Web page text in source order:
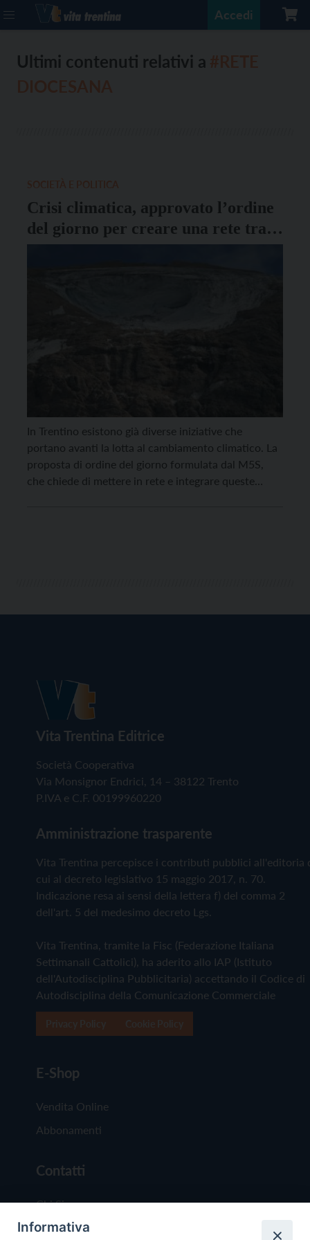
Accedi
Ultimi contenuti relativi a
Crisi climatica, approvato l’ordine
del giorno per creare una rete tra
Appa, Rete diocesana e Stampa
In Trentino esistono già diverse iniziative che
portano avanti la lotta al cambiamento climatico. La
proposta di ordine del giorno formulata dal M5S,
che chiede di mettere in rete e integrare queste
Vita Trentina Editrice
Società Cooperativa
Via Monsignor Endrici, 14 – 38122 Trento
P.IVA e C.F. 00199960220
Amministrazione trasparente
Vita Trentina percepisce i contributi pubblici all'editoria
cui al decreto legislativo 15 maggio 2017, n. 70.
Indicazione resa ai sensi della lettera f) del comma 2
dell'art. 5 del medesimo decreto Lgs.
Vita Trentina, tramite la Fisc (Federazione Italiana
Settimanali Cattolici), ha aderito allo IAP (Istituto
dell'Autodisciplina Pubblicitaria) accettando il Codice di
Autodisciplina della Comunicazione Commerciale
E-Shop
Vendita Online
Abbonamenti
Contatti
Chi Siamo
Redazione
Informativa